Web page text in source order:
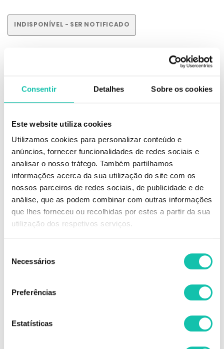
Consentir Detalhes Sobre os cookies
Este website utiliza cookies
Utilizamos cookies para personalizar conteúdo e
anúncios, fornecer funcionalidades de redes sociais e
analisar o nosso tráfego. Também partilhamos
informações acerca da sua utilização do site com os
nossos parceiros de redes sociais, de publicidade e de
análise, que as podem combinar com outras informações
que lhes forneceu ou recolhidas por estes a partir da sua
utilização dos respetivos serviços.
Necessários
Preferências
Estatísticas
INDISPONÍVEL - SER NOTIFICADO
DESCRIÇÃO
barba fica com aparência natural, aveludada e agradável ao toque. Evita
Os produtos stock-off existem na Cosmética Click com o objetivo de evitar
o desperdício numa altura em que cada vez mais temos de pensar no
nosso planeta.
É uma oportunidade para o cliente adquirir o produto a um preço muito
reduzido devido a fatores tais como:
-Mudança de imagem
-Mudança de rótulo
-Produto descontinuado pela marca
Produtos não passíveis de troca.
Comprar BEARD CLUB Bálsamo Barba BEARD CLUB MELHOR PREÇO |